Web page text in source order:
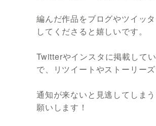
編んだ作品をブログやツイッ
してくださると嬉しいです。
Twitterやインスタに掲載して
で、リツイートやストーリー
通知が来ないと見逃してしま
願いします！